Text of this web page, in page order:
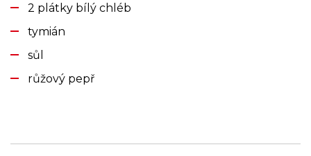
2 plátky bílý chléb
tymián
sůl
růžový pepř